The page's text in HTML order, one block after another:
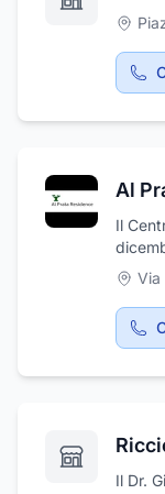
Al
Il
5.500
Via
Il Dr.